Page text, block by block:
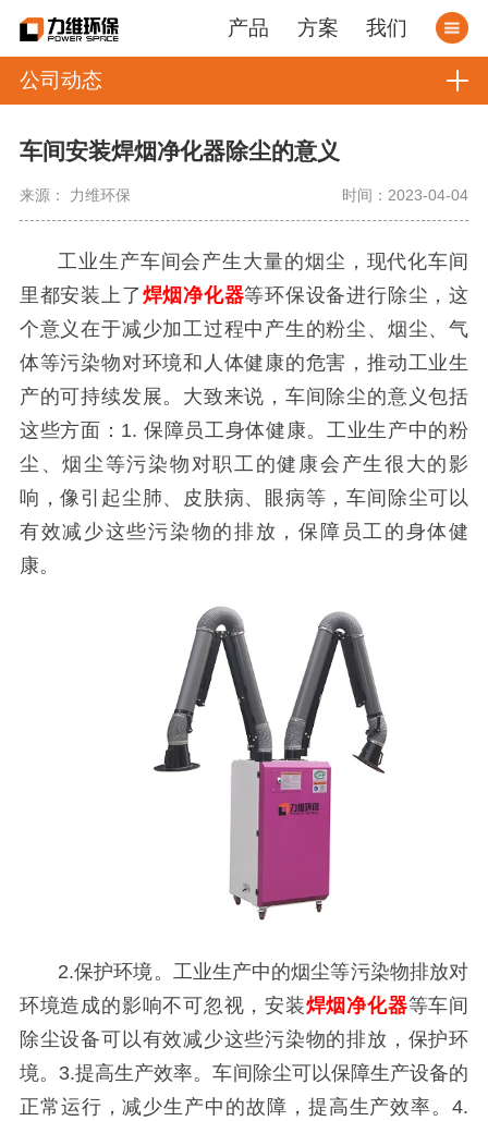
产品 方案 我们
公司动态
车间安装焊烟净化器除尘的意义
来源： 力维环保 时间：2023-04-04
工业生产车间会产生大量的烟尘，现代化车间
里都安装上了焊烟净化器等环保设备进行除尘，这
个意义在于减少加工过程中产生的粉尘、烟尘、气
体等污染物对环境和人体健康的危害，推动工业生
产的可持续发展。 大致来说，车间除尘的意义包括
这些方面：1. 保障员工身体健康。工业生产中的粉
尘、烟尘等污染物对职工的健康会产生很大的影
响，像引起尘肺、皮肤病、眼病等，车间除尘可以
有效减少这些污染物的排放，保障员工的身体健
康。
2.保护环境。工业生产中的烟尘等污染物排放对
环境造成的影响不可忽视，安装焊烟净化器等车间
除尘设备可以有效减少这些污染物的排放，保护环
境。3.提高生产效率。车间除尘可以保障生产设备的
正常运行，减少生产中的故障，提高生产效率。4.